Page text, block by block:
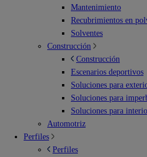
Mantenimiento
Recubrimientos en
Solventes
Construcción
Construcción
Escenarios deportivos
Soluciones para
Soluciones para
Soluciones para
Automotriz
Perfiles
Perfiles